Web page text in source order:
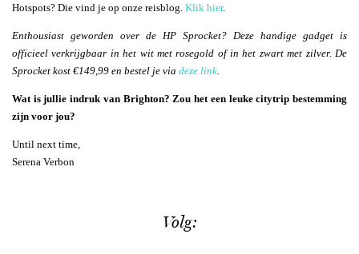
Hotspots? Die vind je op onze reisblog. Klik hier.
Enthousiast geworden over de HP Sprocket? Deze handige gadget is
officieel verkrijgbaar in het wit met rosegold of in het zwart met zilver. De
Sprocket kost €149,99 en bestel je via deze link.
Wat is jullie indruk van Brighton? Zou het een leuke citytrip bestemming
zijn voor jou?
Until next time,
Serena Verbon
Volg: